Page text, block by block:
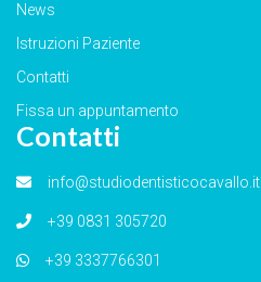
News
Istruzioni Paziente
Contatti
Fissa un appuntamento
Contatti
info@studiodentisticocavallo.it
+39 0831 305720
+39 3337766301